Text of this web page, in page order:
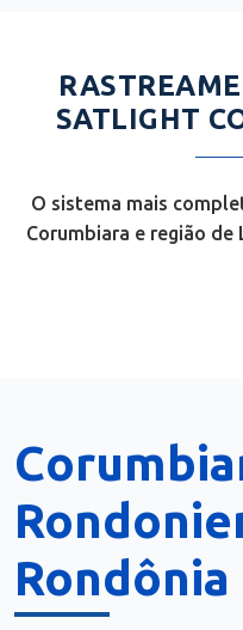
SATLIGHT
O sistema mais
Corumbiara e região de
Rondônia